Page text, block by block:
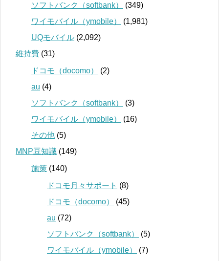
ソフトバンク（softbank）
(349)
ワイモバイル（ymobile）
(1,981)
UQモバイル (2,092)
維持費 (31)
ドコモ（docomo）
(2)
au (4)
ソフトバンク（softbank）
(3)
ワイモバイル（ymobile）
(16)
その他 (5)
MNP豆知識 (149)
施策 (140)
ドコモ月々サポート (8)
ドコモ（docomo）
(45)
au (72)
ソフトバンク（softbank）
(5)
ワイモバイル（ymobile）
(7)